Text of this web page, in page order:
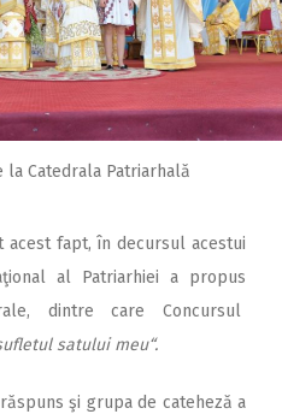
la Catedrala Patriarhală
fapt, în decursul acestui
al Patriarhiei a propus
dintre care Concursul
satului meu“.
şi grupa de cateheză a